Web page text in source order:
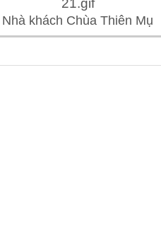
Nhà khách Chùa Thiên Mụ